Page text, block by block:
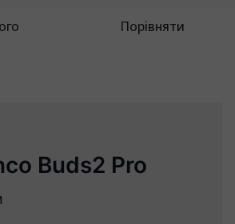
Порівняти
Buds2 Pro